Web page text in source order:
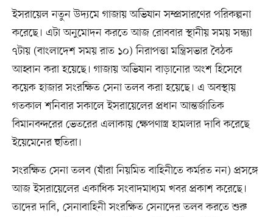
ইসরায়েল নতুন উদ্যমে গাজায় অভিযান সম্প্রসারণের পরিকল্পনা
করেছে। এটা অনুমোদন করতে আজ রোববার স্থানীয় সময় সন্ধ্যা
৭টায় (বাংলাদেশ সময় রাত ১০) নিরাপত্তা মন্ত্রিসভার বৈঠক
আহ্বান করা হয়েছে। গাজায় অভিযান বাড়ানোর অংশ হিসেবে
কয়েক হাজার সংরক্ষিত সেনা তলব করা হয়েছে। এ অবস্থায়
গতকাল শনিবার সকালে ইসরায়েলের প্রধান আন্তর্জাতিক
বিমানবন্দরের ভেতরের এলাকায় ক্ষেপণাস্ত্র হামলার দাবি করেছে
ইয়েমেনের হুতিরা।
সংরক্ষিত সেনা তলব (যাঁরা নিয়মিত বাহিনীতে কর্মরত নন) প্রসঙ্গে
আজ ইসরায়েলের একাধিক সংবাদমাধ্যম খবর প্রকাশ করেছে।
তাদের দাবি, সেনাবাহিনী সংরক্ষিত সেনাদের তলব করতে শুরু